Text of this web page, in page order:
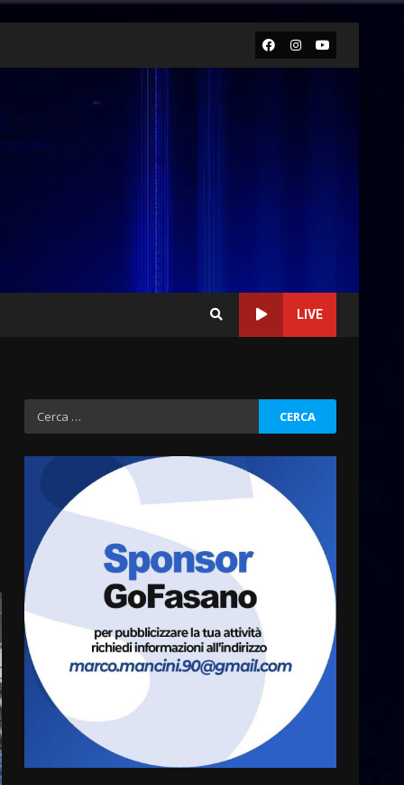
Facebook
Instagram
Youtube
LIVE
Ricerca
per:
3
appuntamento con “Fasano in
7 Agosto 2026 06:05
US Fasano, Scianaro:
“Profonda amarezza per
esclusione dal campionato di
calcio”
7 Agosto 2026 06:00
5
Fasanese ferito a colpi di
arma da fuoco
6 Agosto 2026 18:13
Carta d’identità: continua il
piano di aperture
straordinarie del Comune di